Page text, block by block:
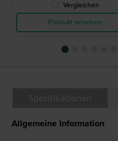
Vergleichen
Produkt ansehen
Allgemeine Information